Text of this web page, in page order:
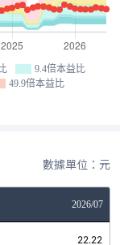
9.4倍本益比
49.9倍本益比
數據單位：元
2026/07
22.22